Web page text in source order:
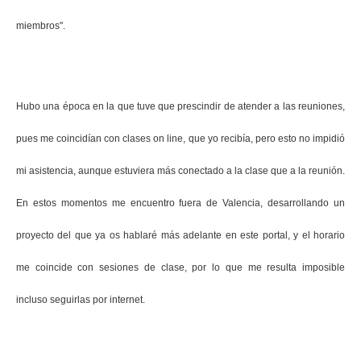
miembros".
Hubo una época en la que tuve que prescindir de atender a las reuniones,
pues me coincidían con clases on line, que yo recibía, pero esto no impidió
mi asistencia, aunque estuviera más conectado a la clase que a la reunión.
En estos momentos me encuentro fuera de Valencia, desarrollando un
proyecto del que ya os hablaré más adelante en este portal, y el horario
me coincide con sesiones de clase, por lo que me resulta imposible
incluso seguirlas por internet.